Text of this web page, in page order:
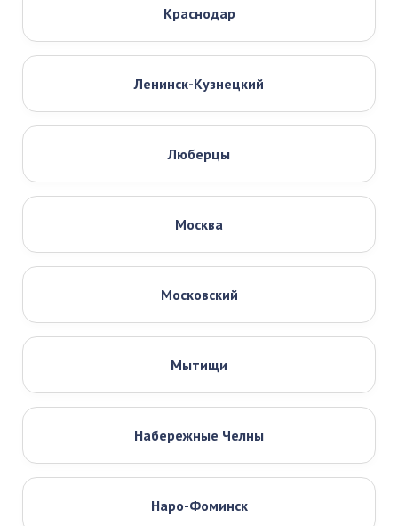
Краснодар
Ленинск-Кузнецкий
Люберцы
Москва
Московский
Мытищи
Набережные Челны
Наро-Фоминск